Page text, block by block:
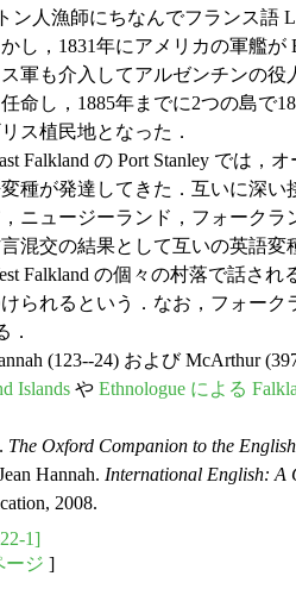
ン人漁師にちなんでフランス語
し，1831年にアメリカの軍艦が
軍も介入してアルゼンチンの
命し，1885年までに2つの島で
ス植民地となった．
Falkland の Port Stanley では，
種が発達してきた．互いに深
ニュージーランド，フォーク
混交の結果として互いの英語
Falkland の個々の村落で話さ
られるという．なお，フォーク
．
(123--24) および McArthur
Islands や Ethnologue による
The Oxford Companion to the
Hannah. International English: A
2008.
1]
ージ ]